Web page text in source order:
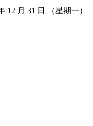
12 月 31 日 （星期一）